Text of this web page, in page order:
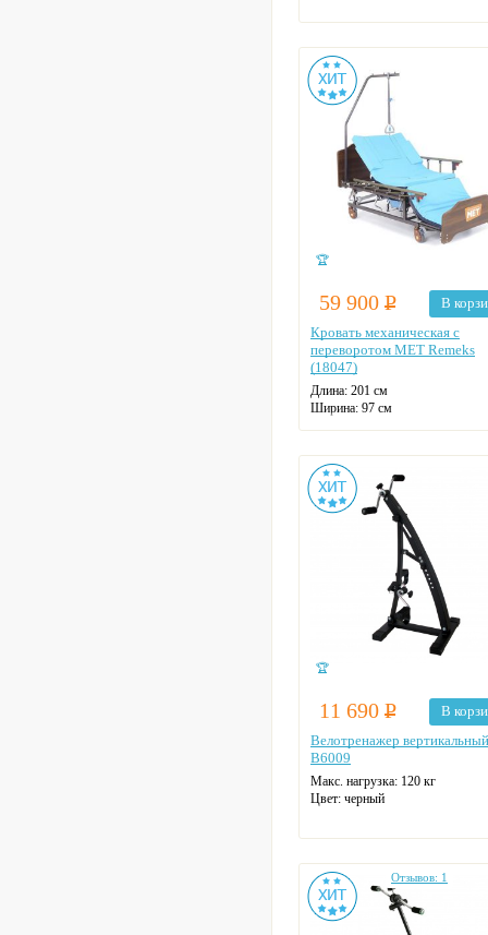
🏆
59 900 Р
В
Кровать механическая с
переворотом MET Remeks
(18047)
Длина: 201 см
Ширина: 97 см
Туалетное устройство
Кардиокресло
Матрас в комплекте: обычный
Материал каркаса: сталь/ЛДСП
Материал ложа: сталь
🏆
11 690 Р
В
Велотренажер
B6009
Макс. нагрузка: 120 кг
Цвет: черный
Отзывов: 1